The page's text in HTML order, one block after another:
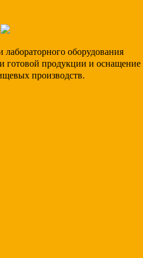
лабораторного оборудования
готовой продукции и оснащение
производств.